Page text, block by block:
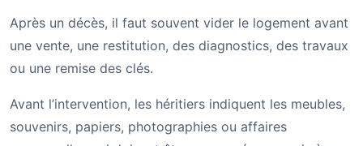
Après un décès, il faut souvent vider le logement avant
une vente, une restitution, des diagnostics, des travaux
ou une remise des clés.
Avant l’intervention, les héritiers indiquent les meubles,
souvenirs, papiers, photographies ou affaires